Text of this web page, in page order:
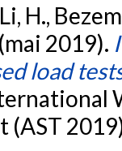
H.,
2019).
load
(AST